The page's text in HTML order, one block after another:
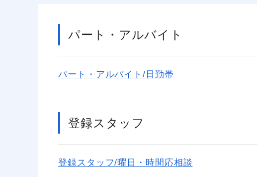
パート・アルバイト
パート・アルバイト/日勤帯
登録スタッフ
登録スタッフ/曜日・時間応相談